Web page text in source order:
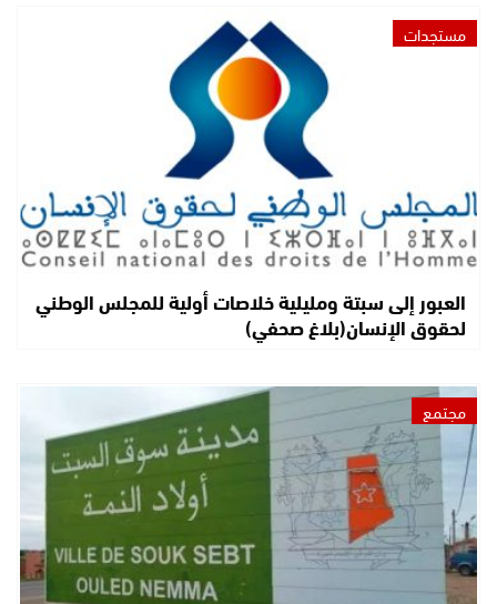
مستجدات
العبور إلى سبتة ومليلية خلاصات أولية للمجلس الوطني
لحقوق الإنسان(بلاغ صحفي)
مجتمع